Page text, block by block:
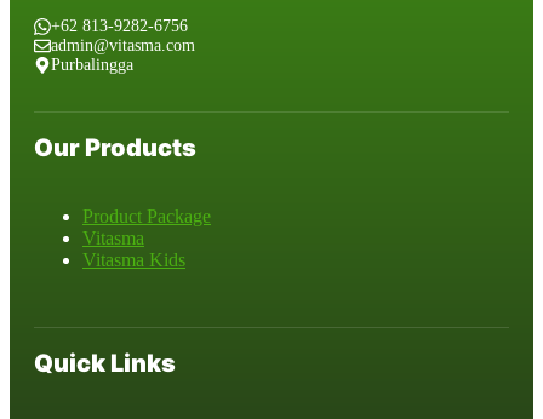
+62 813-9282-6756
admin@vitasma.com
Purbalingga
Our Products
Product Package
Vitasma
Vitasma Kids
Quick Links